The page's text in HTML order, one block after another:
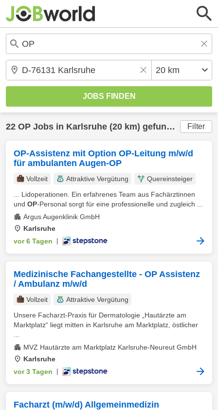
22 OP Jobs in Karlsruhe (20 km) gefunden Filter
OP-Assistenz mit Option OP-Leitung m/w/d
für ambulanten Augen-OP
Vollzeit Attraktive Vergütung
Quereinsteiger
... Lidoperationen. Ein erfahrenes Team aus Fachärztinnen
und OP-Personal sorgt für eine professionelle und zugleich ...
Argus Augenklinik GmbH
Karlsruhe
vor 6 Tagen
Medizinische Fachangestellte - OP Assistenz
/ Ambulanz m/w/d
Vollzeit
Attraktive Vergütung
Unsere Facharzt-Praxis für Dermatologie „Hautärzte am
Marktplatz“ liegt mitten in Karlsruhe am Marktplatz, östlicher
MVZ Hautärzte am Marktplatz Karlsruhe-Neureut GmbH
Karlsruhe
vor 3 Tagen
Facharzt (m/w/d) Allgemeinmedizin